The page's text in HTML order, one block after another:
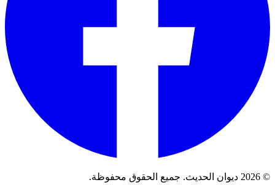
© 2026 ديوان الحديث. جميع الحقوق محفوظة.